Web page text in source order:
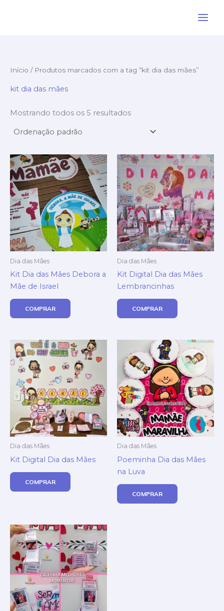
Início / Produtos marcados com a tag “kit dia das mães”
kit dia das mães
Mostrando todos os 5 resultados
Dia das Mães
Kit Dia das Mães Debora a
Mãe de Israel
COMPRAR
Dia das Mães
Kit Digital Dia das Mães
Lembrancinhas
COMPRAR
Dia das Mães
Kit Digital Dia das Mães
COMPRAR
Dia das Mães
Poeminha Dia das Mães
na Luva
COMPRAR